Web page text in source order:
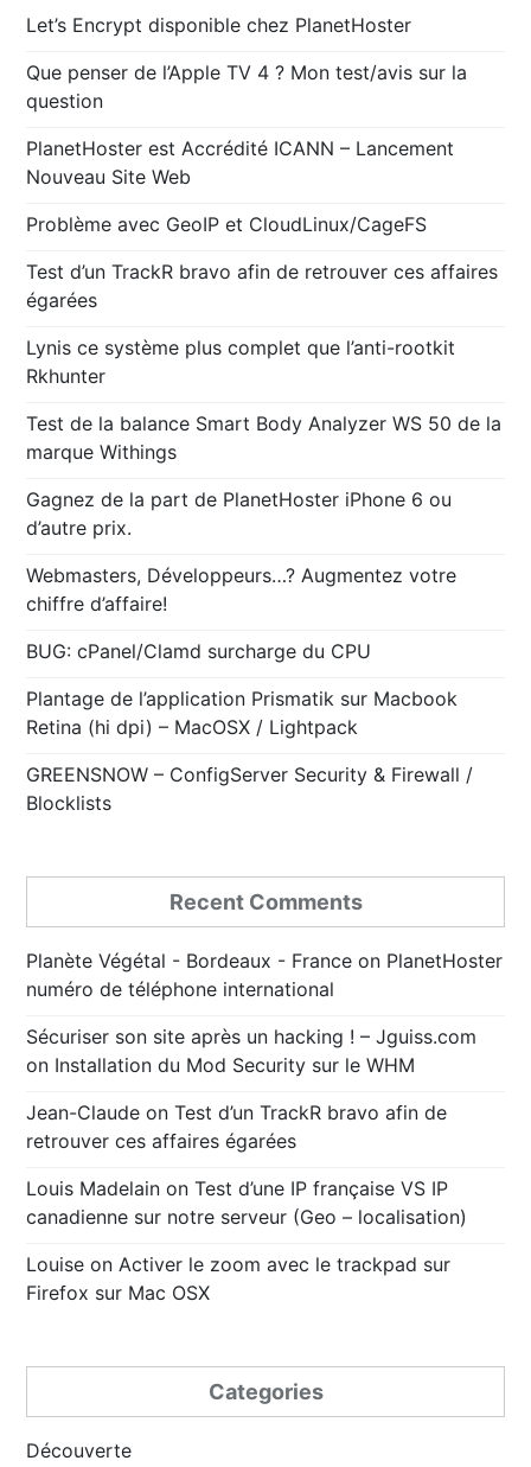
Let’s Encrypt disponible chez PlanetHoster
Que penser de l’Apple TV 4 ? Mon test/avis sur la
question
PlanetHoster est Accrédité ICANN – Lancement
Nouveau Site Web
Problème avec GeoIP et CloudLinux/CageFS
Test d’un TrackR bravo afin de retrouver ces affaires
égarées
Lynis ce système plus complet que l’anti-rootkit
Rkhunter
Test de la balance Smart Body Analyzer WS 50 de la
marque Withings
Gagnez de la part de PlanetHoster iPhone 6 ou
d’autre prix.
Webmasters, Développeurs…? Augmentez votre
chiffre d’affaire!
BUG: cPanel/Clamd surcharge du CPU
Plantage de l’application Prismatik sur Macbook
Retina (hi dpi) – MacOSX / Lightpack
GREENSNOW – ConfigServer Security & Firewall /
Blocklists
Recent Comments
Planète Végétal - Bordeaux - France on PlanetHoster
numéro de téléphone international
Sécuriser son site après un hacking ! – Jguiss.com
on Installation du Mod Security sur le WHM
Jean-Claude onTest d’un TrackR bravo afin de
retrouver ces affaires égarées
Louis Madelain onTest d’une IP française VS IP
canadienne sur notre serveur (Geo – localisation)
Louise on Activer le zoom avec le trackpad sur
Firefox sur Mac OSX
Categories
Découverte